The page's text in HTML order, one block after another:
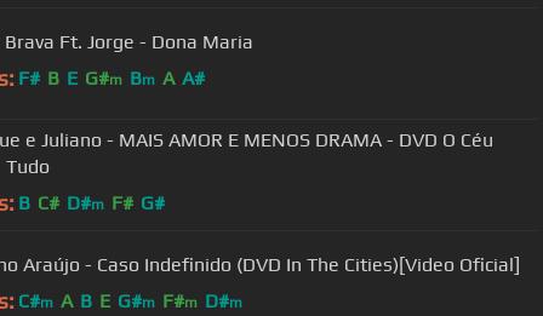
Ft. Jorge - Dona Maria
F# B E G#m Bm A A#
e Juliano - MAIS AMOR E MENOS DRAMA - DVD O Céu
Tudo
B C# D#m F# G#
Araújo - Caso Indefinido (DVD In The Cities)[Video Oficial]
C#m A B E G#m F#m D#m